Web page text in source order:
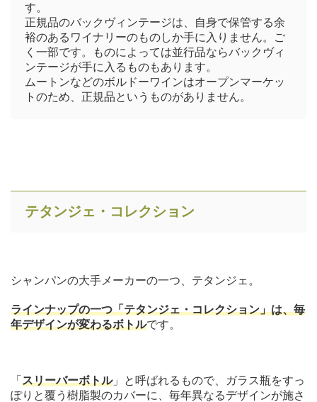
す。
正規品のバックヴィンテージは、自身で保管する余
裕のあるワイナリーのものしか手に入りません。ご
く一部です。ものによっては並行品ならバックヴィ
ンテージが手に入るものもあります。
ムートンなどのボルドーワインはオープンマーケッ
トのため、正規品というものがありません。
テタンジェ・コレクション
シャンパンの大手メーカーの一つ、テタンジェ。
ラインナップの一つ「テタンジェ・コレクション」は、毎
年デザインが変わるボトルです。
「 スリーバーボトル」と呼ばれるもので、ガラス瓶をすっ
ぽりと覆う樹脂製のカバーに、毎年異なるデザインが施さ